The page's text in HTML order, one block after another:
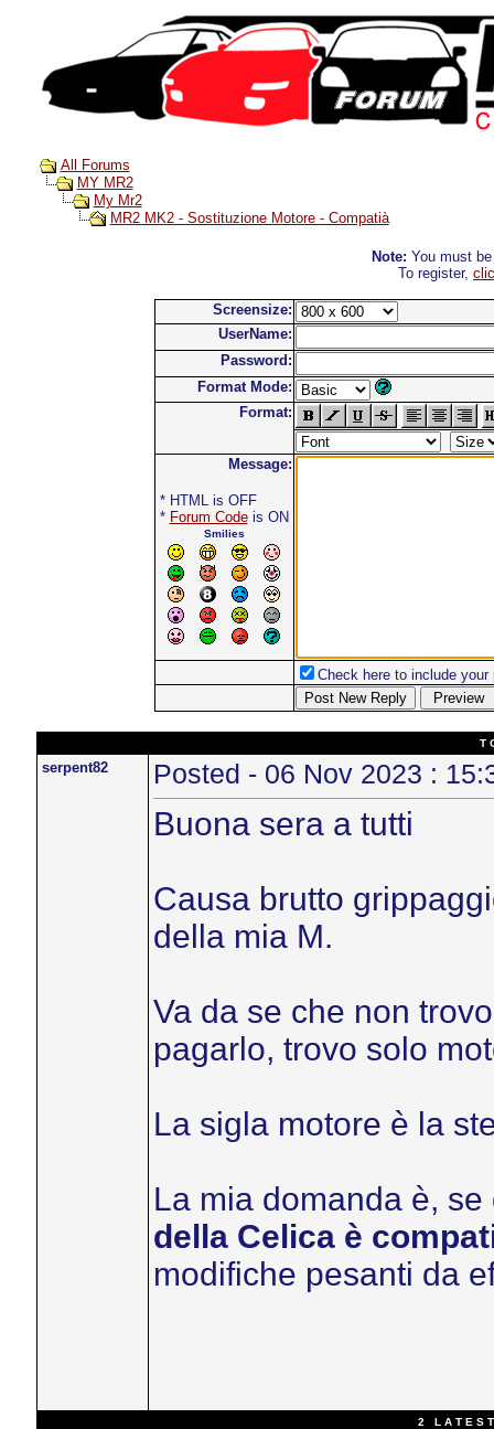
All Forums
MY MR2
My Mr2
MR2 MK2 - Sostituzione Motore - Compatià
Note: You must
To register,
Screensize:
UserName:
Password:
Format Mode:
Format:
Message:
* HTML is OFF
* Forum Codeis ON
Smilies
Check here to include your
T
serpent82 Posted - 06 Nov 2023 :
Buona sera a tutti
Causa brutto
della mia M.
Va da se che non
pagarlo, trovo solo
La sigla motore è la
La mia domanda è,
della Celica è
modifiche pesanti da
2 L A T E S